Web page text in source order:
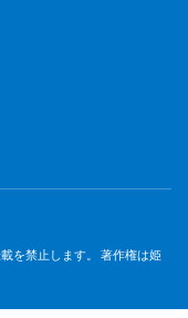
を禁止します。 著作権は姫